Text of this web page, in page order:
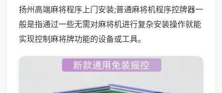
扬州高端麻将程序上门安装;普通麻将机程序控牌器一
般是指通过一些无需对麻将机进行复杂安装操作就能
实现控制麻将牌功能的设备或工具。